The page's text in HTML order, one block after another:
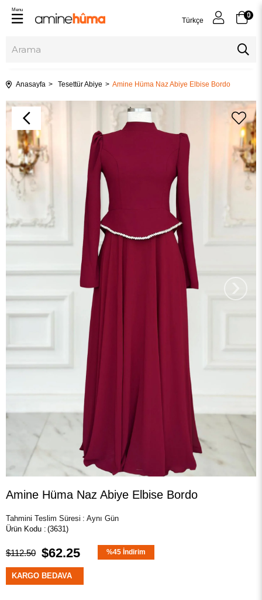
Türkçe
0
Menu
Anasayfa Tesettür Abiye Amine Hüma Naz Abiye Elbise Bordo
›
Amine Hüma Naz Abiye Elbise Bordo
Tahmini Teslim Süresi : Aynı Gün
(3631)
$112.50 $62.25 %45 İndirim
KARGO BEDAVA